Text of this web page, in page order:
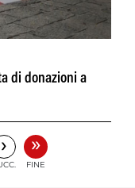
di donazioni a
› »
FINE